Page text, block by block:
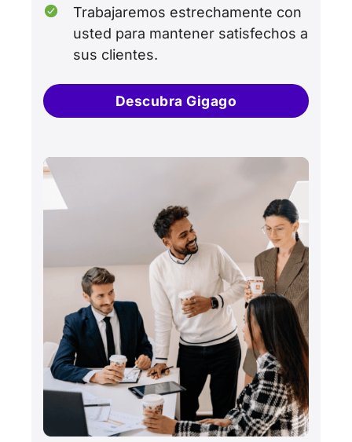
Trabajaremos estrechamente con
usted para mantener satisfechos a
sus clientes.
Descubra Gigago